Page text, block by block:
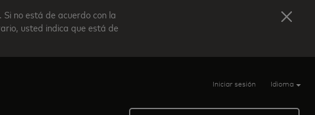
no está de acuerdo con la
usted indica que está de
Iniciar sesión Idioma